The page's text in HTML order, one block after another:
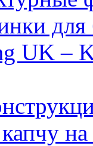
UK –